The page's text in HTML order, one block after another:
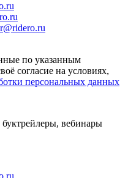
по указанным
согласие на условиях,
персональных данных
вебинары